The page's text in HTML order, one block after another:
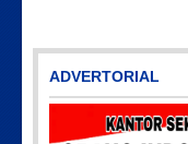
ADVERTORIAL